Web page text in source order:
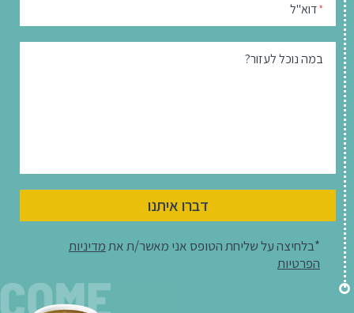
*דוא"ל
במה נוכל לעזור?
דברו איתנו
*בלחיצה על שליחת הטופס אני מאשר/ת אתמדיניות
הפרטיות